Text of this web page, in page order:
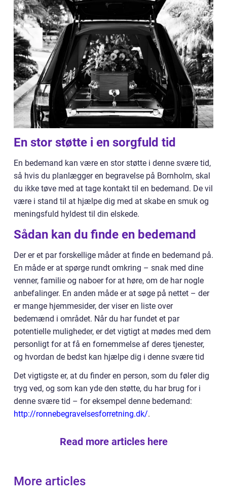
En stor støtte i en sorgfuld tid
En bedemand kan være en stor støtte i denne svære tid,
så hvis du planlægger en begravelse på Bornholm, skal
du ikke tøve med at tage kontakt til en bedemand. De vil
være i stand til at hjælpe dig med at skabe en smuk og
meningsfuld hyldest til din elskede.
Sådan kan du finde en bedemand
Der er et par forskellige måder at finde en bedemand på.
En måde er at spørge rundt omkring – snak med dine
venner, familie og naboer for at høre, om de har nogle
anbefalinger. En anden måde er at søge på nettet – der
er mange hjemmesider, der viser en liste over
bedemænd i området. Når du har fundet et par
potentielle muligheder, er det vigtigt at mødes med dem
personligt for at få en fornemmelse af deres tjenester,
og hvordan de bedst kan hjælpe dig i denne svære tid
Det vigtigste er, at du finder en person, som du føler dig
tryg ved, og som kan yde den støtte, du har brug for i
denne svære tid – for eksempel denne bedemand:
http://ronnebegravelsesforretning.dk/.
Read more articles here
More articles